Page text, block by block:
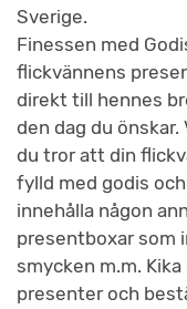
Sverige.
Finessen med
flickvännens
direkt till hennes
den dag du
du tror att din
fylld med godis
innehålla någon
presentboxar som
smycken m.m.
presenter och